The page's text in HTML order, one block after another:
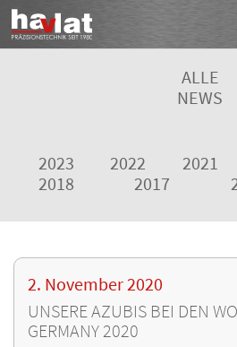
ALLE
NEWS
2023 2022 2021
2018
2017
2. November 2020
UNSERE AZUBIS BEI DEN
GERMANY 2020